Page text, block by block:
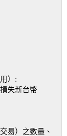
）:
失新台幣
易）之數量、